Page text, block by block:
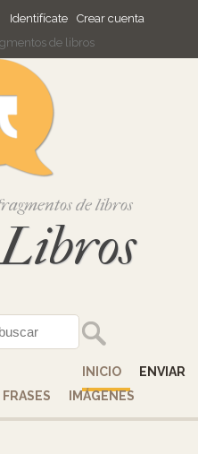
Identifícate Crear cuenta
de libros
de libros
INICIO
ENVIAR
IMÁGENES